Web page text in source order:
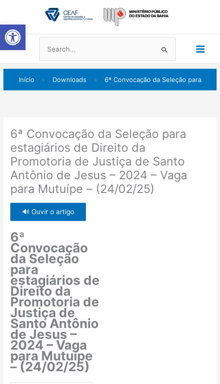
o
conteúdo
Pesquisar
por:
Início » Downloads » 6ª Convocação da Seleção para
6ª Convocação da Seleção para
estagiários de Direito da
Promotoria de Justiça de Santo
Antônio de Jesus – 2024 – Vaga
para Mutuípe – (24/02/25)
🔊 Ouvir o artigo
6ª
Convocação
da Seleção
para
estagiários de
Direito da
Promotoria de
Justiça de
Santo Antônio
de Jesus –
2024 – Vaga
para Mutuípe
– (24/02/25)
Abrir a barra de ferramentas